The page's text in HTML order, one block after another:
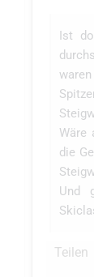
Ist
Wäre
die
Und
Teilen